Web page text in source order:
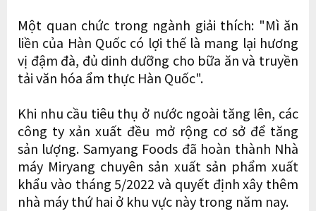
Một quan chức trong ngành giải thích: "Mì ăn
liền của Hàn Quốc có lợi thế là mang lại hương
vị đậm đà, đủ dinh dưỡng cho bữa ăn và truyền
tải văn hóa ẩm thực Hàn Quốc".
Khi nhu cầu tiêu thụ ở nước ngoài tăng lên, các
công ty xản xuất đều mở rộng cơ sở để tăng
sản lượng. Samyang Foods đã hoàn thành Nhà
máy Miryang chuyên sản xuất sản phẩm xuất
khẩu vào tháng 5/2022 và quyết định xây thêm
nhà máy thứ hai ở khu vực này trong năm nay.